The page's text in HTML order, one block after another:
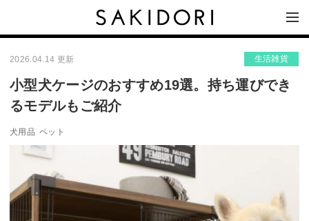
2026.04.14 更新 生活雑貨
小型犬ケージのおすすめ19選。持ち運びでき
るモデルもご紹介
犬用品 ペット